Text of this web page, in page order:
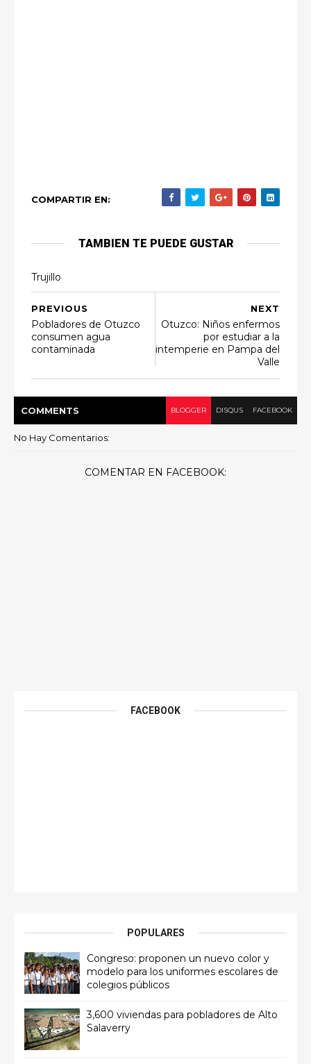
COMPARTIR EN:
TAMBIEN TE PUEDE GUSTAR
Trujillo
NEXT
Otuzco: Niños enfermos
por estudiar a la
intemperie en Pampa del
Valle
PREVIOUS
Pobladores de Otuzco
consumen agua
contaminada
COMMENTS BLOGGER DISQUS FACEBOOK
No Hay Comentarios:
COMENTAR EN FACEBOOK:
FACEBOOK
POPULARES
Congreso: proponen un nuevo color y
modelo para los uniformes escolares de
colegios públicos
3,600 viviendas para pobladores de Alto
Salaverry